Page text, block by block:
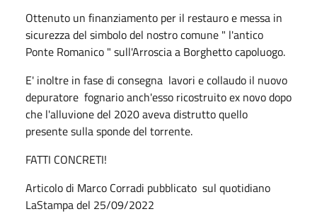
Ottenuto un finanziamento per il restauro e messa in
sicurezza del simbolo del nostro comune " l'antico
Ponte Romanico " sull'Arroscia a Borghetto capoluogo.
E' inoltre in fase di consegna lavori e collaudo il nuovo
depuratore fognario anch'esso ricostruito ex novo dopo
che l'alluvione del 2020 aveva distrutto quello
presente sulla sponde del torrente.
FATTI CONCRETI!
Articolo di Marco Corradi pubblicato sul quotidiano
LaStampa del 25/09/2022